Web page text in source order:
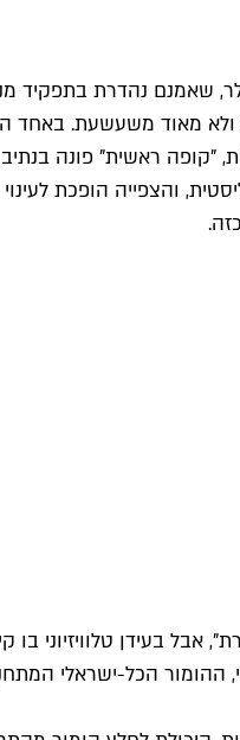
שאמנם נהדרת בתפקיד
ולא מאוד משעשעת.
"קופה ראשית" פונה
והצפייה הופכת
", אבל בעידן טלוויזיוני
ההומור הכל-ישראלי